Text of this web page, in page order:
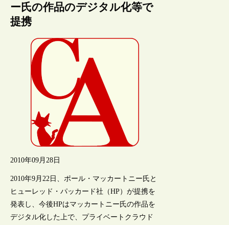
ー氏の作品のデジタル化等で
提携
2010年09月28日
2010年9月22日、ポール・マッカートニー氏と
ヒューレッド・パッカード社（HP）が提携を
発表し、今後HPはマッカートニー氏の作品を
デジタル化した上で、プライベートクラウド